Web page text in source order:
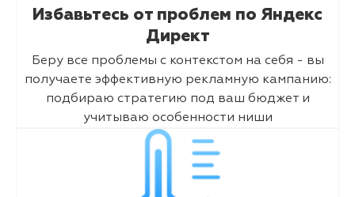
Избавьтесь от проблем по Яндекс
Директ
Беру все проблемы с контекстом на себя - вы
получаете эффективную рекламную кампанию:
подбираю стратегию под ваш бюджет и
учитываю особенности ниши